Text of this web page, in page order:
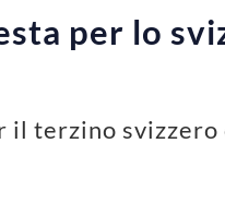
per lo
terzino svizzero